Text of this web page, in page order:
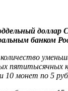
банком
10 монет по 5